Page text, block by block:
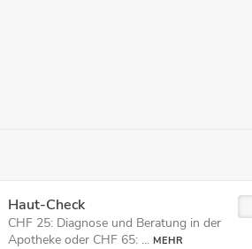
Haut-Check
CHF 25: Diagnose und Beratung in der
Apotheke oder CHF 65: ... MEHR